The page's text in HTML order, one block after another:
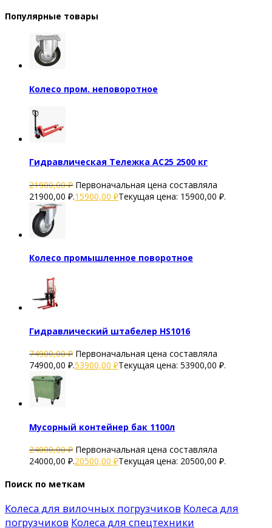
Популярные товары
Колесо пром. неповоротное
Гидравлическая Тележка AC25 2500 кг
21900,00₽ Первоначальная цена составляла
21900,00 ₽.15900,00 ₽Текущая цена: 15900,00 ₽.
Колесо промышленное поворотное
Гидравлический штабелер HS1016
74900,00₽ Первоначальная цена составляла
74900,00 ₽.53900,00 ₽Текущая цена: 53900,00 ₽.
Мусорный контейнер бак 1100л
24000,00₽ Первоначальная цена составляла
24000,00 ₽.20500,00 ₽Текущая цена: 20500,00 ₽.
Поиск по меткам
Колеса для вилочных погрузчиков Колеса для
погрузчиков Колеса для спецтехники